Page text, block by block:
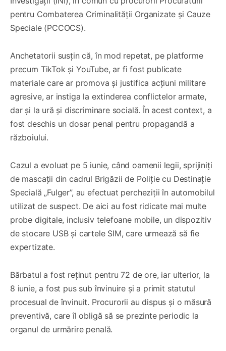
pentru Combaterea Criminalității Organizate și Cauze
Speciale (PCCOCS).
Anchetatorii susțin că, în mod repetat, pe platforme
precum TikTok și YouTube, ar fi fost publicate
materiale care ar promova și justifica acțiuni militare
agresive, ar instiga la extinderea conflictelor armate,
dar și la ură și discriminare socială. În acest context, a
fost deschis un dosar penal pentru propagandă a
războiului.
Cazul a evoluat pe 5 iunie, când oamenii legii, sprijiniți
de mascații din cadrul Brigăzii de Poliție cu Destinație
Specială „Fulger”, au efectuat percheziții în automobilul
utilizat de suspect. De aici au fost ridicate mai multe
probe digitale, inclusiv telefoane mobile, un dispozitiv
de stocare USB și cartele SIM, care urmează să fie
expertizate.
Bărbatul a fost reținut pentru 72 de ore, iar ulterior, la
8 iunie, a fost pus sub învinuire și a primit statutul
procesual de învinuit. Procurorii au dispus și o măsură
preventivă, care îl obligă să se prezinte periodic la
organul de urmărire penală.